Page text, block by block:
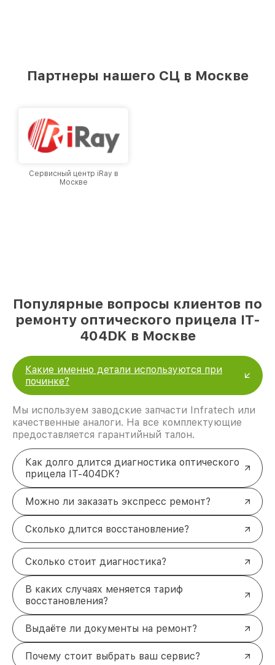
Партнеры нашего СЦ в Москве
Сервисный центр iRay в
Москве
Популярные вопросы клиентов по
ремонту оптического прицела IT-
404DK в Москве
Какие именно детали используются при
починке?
Мы используем заводские запчасти Infratech или
качественные аналоги. На все комплектующие
предоставляется гарантийный талон.
Как долго длится диагностика оптического
прицела IT-404DK?
Можно ли заказать экспресс ремонт?
Сколько длится восстановление?
Сколько стоит диагностика?
В каких случаях меняется тариф
восстановления?
Выдаёте ли документы на ремонт?
Почему стоит выбрать ваш сервис?